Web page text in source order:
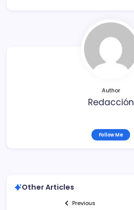
ar
tir
Author
Redacción
Follow Me
Other Articles
Previous